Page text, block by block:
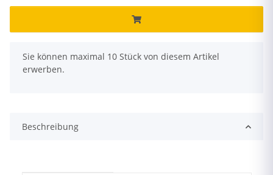
x
Sie können maximal 10 Stück von diesem Artikel
erwerben.
Beschreibung